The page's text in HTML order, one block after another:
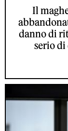
Il
danno di
serio